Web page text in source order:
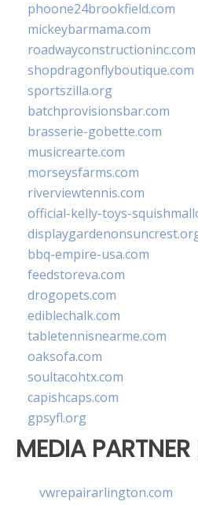
phoone24brookfield.com
mickeybarmama.com
roadwayconstructioninc.com
shopdragonflyboutique.com
sportszilla.org
batchprovisionsbar.com
brasserie-gobette.com
musicrearte.com
morseysfarms.com
riverviewtennis.com
official-kelly-toys-
bbq-empire-usa.com
feedstoreva.com
drogopets.com
ediblechalk.com
tabletennisnearme.com
oaksofa.com
soultacohtx.com
capishcaps.com
gpsyfl.org
MEDIA PARTNER
vwrepairarlington.com